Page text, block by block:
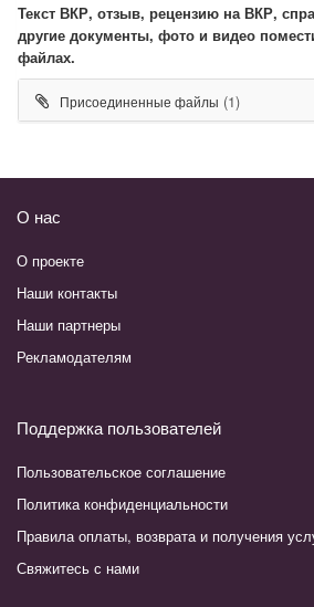
Текст ВКР, отзыв, рецензию на ВКР,
другие документы, фото и видео
файлах.
Присоединенные файлы (1)
О нас
О проекте
Наши контакты
Наши партнеры
Рекламодателям
Поддержка пользователей
Пользовательское соглашение
Политика конфиденциальности
Правила оплаты, возврата и получения
Свяжитесь с нами